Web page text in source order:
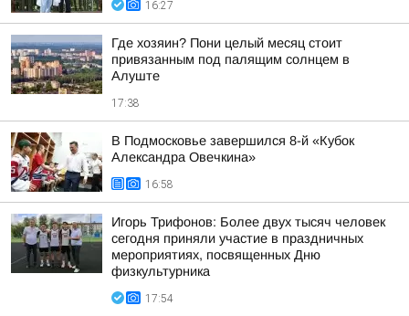
16:27
Где хозяин? Пони целый месяц стоит
привязанным под палящим солнцем в
Алуште
17:38
В Подмосковье завершился 8-й «Кубок
Александра Овечкина»
16:58
Игорь Трифонов: Более двух тысяч человек
сегодня приняли участие в праздничных
мероприятиях, посвященных Дню
физкультурника
17:54